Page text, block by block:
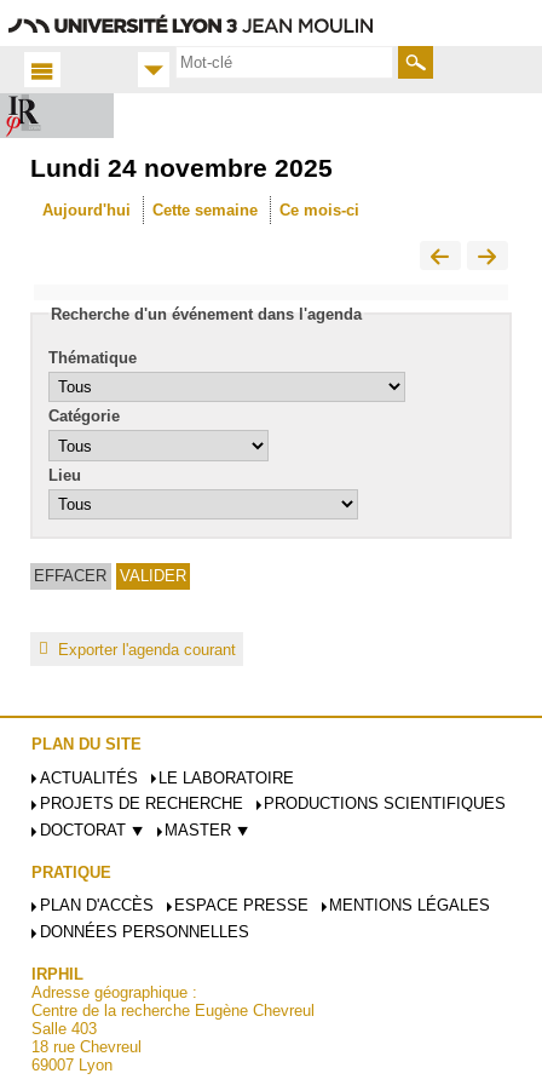
Rechercher
Accueil
Lundi 24 novembre 2025
Aujourd'hui Cette semaine Ce mois-ci
Recherche d'un événement dans l'agenda
Thématique
Catégorie
Lieu
Exporter l'agenda courant
PLAN DU SITE
ACTUALITÉS
LE LABORATOIRE
PROJETS DE RECHERCHE
PRODUCTIONS SCIENTIFIQUES
DOCTORAT ⯆
MASTER ⯆
PRATIQUE
PLAN D'ACCÈS
ESPACE PRESSE
MENTIONS LÉGALES
DONNÉES PERSONNELLES
IRPHIL
Adresse géographique :
Centre de la recherche Eugène Chevreul
Salle 403
18 rue Chevreul
69007 Lyon